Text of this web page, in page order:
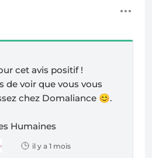
cet avis positif !
de voir que vous vous
chez Domaliance 😊.
Humaines
il y a 1 mois